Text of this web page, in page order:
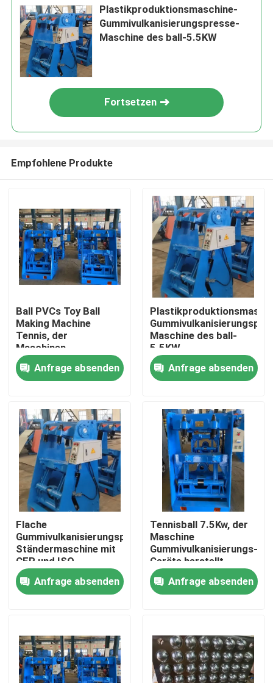
Haus
Produkte
Videos
Über uns
Fabrik-Ausflug
Qualitätskontrolle
Treten Sie mit uns in Verbindung
Fordern Sie ein Zitat
Gummiprozeßmaschine
Plastikproduktionsmaschine-
Gummivulkanisierungspresse-
Maschine des ball-5.5KW
Fortsetzen
Empfohlene Produkte
Ball PVCs Toy Ball
Making Machine
Tennis, der
Maschinen-
Vulkanisierungspresse
herstellt
Anfrage absenden
Maschine des ball-
5.5KW
Anfrage absenden
Flache
Gummivulkanisierungspresse-
Ständermaschine mit
CER und ISO
Anfrage absenden
Tennisball 7.5Kw, der
Maschine
Gummivulkanisierungs-
Geräte herstellt
Anfrage absenden